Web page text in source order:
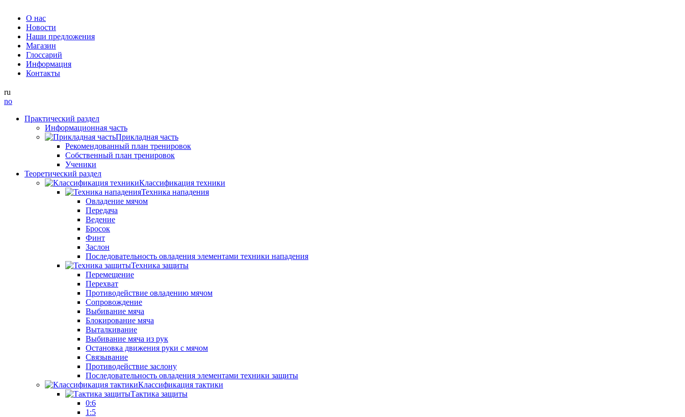
О нас
Новости
Наши предложения
Магазин
Глоссарий
Информация
Контакты
ru
no
Практический раздел
Информационная часть
Прикладная часть
Рекомендованный план тренировок
Собственный план тренировок
Ученики
Теоретический раздел
Классификация техники
Техника нападения
Овладение мячом
Передача
Ведение
Бросок
Финт
Заслон
Последовательность овладения элементами техники нападения
Техника защиты
Перемещение
Перехват
Противодействие овладению мячом
Сопровождение
Выбивание мяча
Блокирование мяча
Выталкивание
Выбивание мяча из рук
Остановка движения руки с мячом
Связывание
Противодействие заслону
Последовательность овладения элементами техники защиты
Классификация тактики
Тактика защиты
0:6
1:5